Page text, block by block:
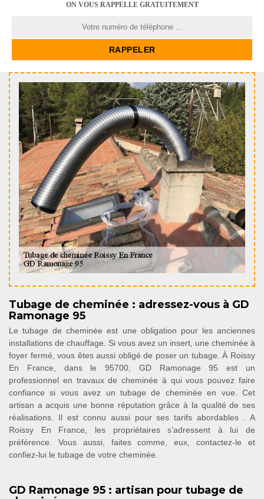
ON VOUS RAPPELLE GRATUITEMENT
Tubage de cheminée : adressez-vous à GD
Ramonage 95
Le tubage de cheminée est une obligation pour les anciennes
installations de chauffage. Si vous avez un insert, une cheminée à
foyer fermé, vous êtes aussi obligé de poser un tubage. À Roissy
En France, dans le 95700, GD Ramonage 95 est un
professionnel en travaux de cheminée à qui vous pouvez faire
confiance si vous avez un tubage de cheminée en vue. Cet
artisan a acquis une bonne réputation grâce à la qualité de ses
réalisations. Il est connu aussi pour ses tarifs abordables . A
Roissy En France, les propriétaires s’adressent à lui de
préférence. Vous aussi, faites comme, eux, contactez-le et
confiez-lui le tubage de votre cheminée.
GD Ramonage 95 : artisan pour tubage de